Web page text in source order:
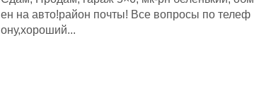
ен на авто!район почты! Все вопросы по телеф
ону,хороший...